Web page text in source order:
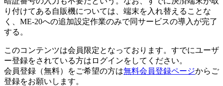
り付けてある自販機については、端末を入れ替えることな
く、ME-20への追加設定作業のみで同サービスの導入が完了
する。
このコンテンツは会員限定となっております。すでにユーザ
ー登録をされている方はログインをしてください。
会員登録（無料）をご希望の方は無料会員登録ページからご
登録をお願いします。